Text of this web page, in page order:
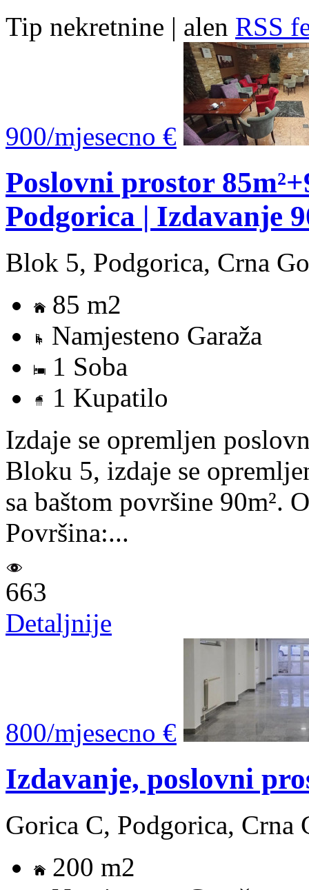
Tip nekretnine | alen RSS
900/mjesecno €
Poslovni prostor
Podgorica | Izdavanje
Blok 5, Podgorica, Crna
85 m2
Namjesteno Garaža
1 Soba
1 Kupatilo
Izdaje se opremljen
Bloku 5, izdaje se
sa baštom površine 90m².
Površina:...
663
Detaljnije
800/mjesecno €
Izdavanje, poslovni
Gorica C, Podgorica, Crna
200 m2